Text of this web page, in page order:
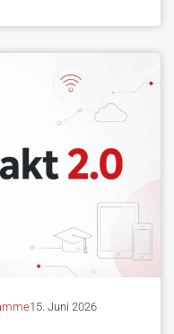
15. Juni 2026